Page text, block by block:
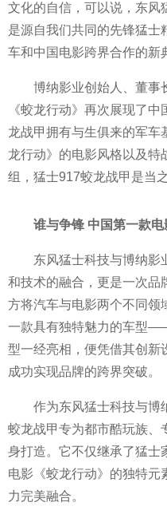
文化的自信，可以说，东风
是源自我们共同的先锋猛士
车和中国电影跨界合作的新
博纳影业创始人、董事
《蛟龙行动》再次展现了中
龙战甲拥有与生俱来的军车
龙行动》的电影风格以及特
组，猛士917蛟龙战甲是当
谁与争锋 中国第一款
东风猛士科技与博纳影
和技术的融合，更是一次品
方将汽车与电影两个不同领
一款具有独特魅力的车型
型一经亮相，便凭借其创新
成功实现品牌的跨界突破。
作为东风猛士科技与博
蛟龙战甲专为都市酷玩族、
身打造。它不仅继承了猛士
电影《蛟龙行动》的独特元
力完美融合。